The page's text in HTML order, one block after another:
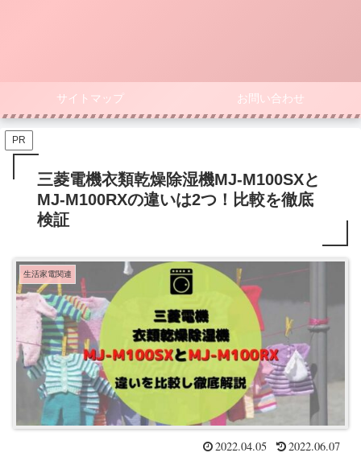
サイトマップ お問い合わせ
PR
三菱電機衣類乾燥除湿機MJ-M100SXと
MJ-M100RXの違いは2つ！比較を徹底
検証
生活家電関連
2022.04.05 2022.06.07